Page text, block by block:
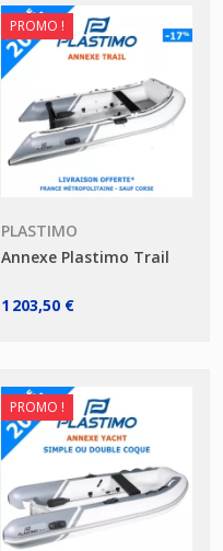
PROMO !
PLASTIMO
Annexe Plastimo Trail
1 203,50 €
PROMO !